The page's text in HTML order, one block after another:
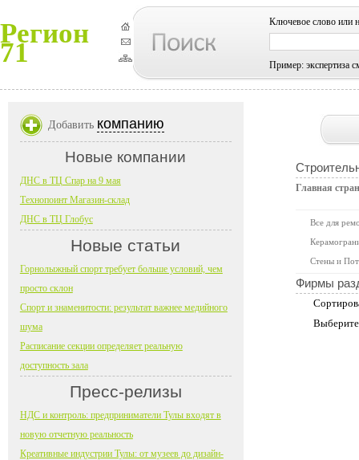
Регион
71
Ключевое слово или
Пример: экспертиза
Главная
Все для
Стены и
Фирмы
Добавить компанию
Новые компании
ДНС в ТЦ Спар на 9 мая
Технопоинт Магазин-склад
ДНС в ТЦ Глобус
Новые статьи
Горнолыжный спорт требует больше условий, чем
просто склон
Спорт и знаменитости: результат важнее медийного
шума
Расписание секции определяет реальную
доступность зала
Пресс-релизы
НДС и контроль: предприниматели Тулы входят в
новую отчетную реальность
Креативные индустрии Тулы: от музеев до дизайн-